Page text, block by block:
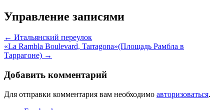
Управление записями
← Итальянский переулок
«La Rambla Boulevard, Tarragona»(Площадь Рамбла в
Таррагоне) →
Добавить комментарий
Для отправки комментария вам необходимо авторизоваться.